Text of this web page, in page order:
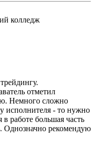
колледж
отметил
Немного сложно
исполнителя - то нужно
в работе большая часть
Однозначно рекомендую